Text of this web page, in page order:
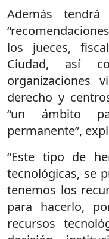
Además
los jueces,
Ciudad, así
organizaciones
derecho y
“un ámbito
permanente”,
“Este tipo de
tecnológicas, se
tenemos los
para hacerlo,
recursos